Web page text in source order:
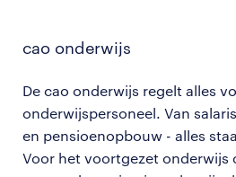
cao onderwijs
De cao onderwijs regelt alles
onderwijspersoneel. Van
en pensioenopbouw - alles
Voor het voortgezet onderwijs